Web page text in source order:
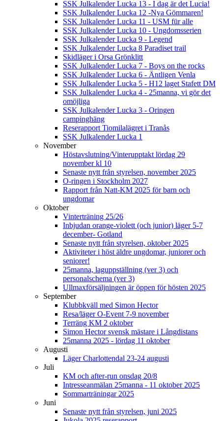
SSK Julkalender Lucka 13 - I dag är det Lucia!
SSK Julkalender Lucka 12 -Nya Gömmaren!
SSK Julkalender Lucka 11 - USM für alle
SSK Julkalender Lucka 10 - Ungdomsserien
SSK Julkalender Lucka 9 - Legend
SSK Julkalender Lucka 8 Paradiset trail
Skidläger i Orsa Grönklitt
SSK Julkalender Lucka 7 - Boys on the rocks
SSK Julkalender Lucka 6 - Äntligen Venla
SSK Julkalender Lucka 5 - H12 laget Stafett DM
SSK Julkalender Lucka 4 - 25manna, vi gör det
omöjliga
SSK Julkalender Lucka 3 - Oringen
campinghäng
Reserapport Tiomilalägret i Tranås
SSK Julkalender Lucka 1
November
Höstavslutning/Vinterupptakt lördag 29
november kl 10
Senaste nytt från styrelsen, november 2025
O-ringen i Stockholm 2027
Rapport från Natt-KM 2025 för barn och
ungdomar
Oktober
Vinterträning 25/26
Inbjudan orange-violett (och junior) läger 5-7
december- Gotland
Senaste nytt från styrelsen, oktober 2025
Aktiviteter i höst äldre ungdomar, juniorer och
seniorer!
25manna, laguppställning (ver 3) och
personalschema (ver 3)
Ullmaxförsäljningen är öppen för hösten 2025
September
Klubbkväll med Simon Hector
Resa/läger O-Event 7-9 november
Terräng KM 2 oktober
Simon Hector svensk mästare i Långdistans
25manna 2025 - lördag 11 oktober
Augusti
Läger Charlottendal 23-24 augusti
Juli
KM och after-run onsdag 20/8
Intresseanmälan 25manna - 11 oktober 2025
Sommarträningar 2025
Juni
Senaste nytt från styrelsen, juni 2025